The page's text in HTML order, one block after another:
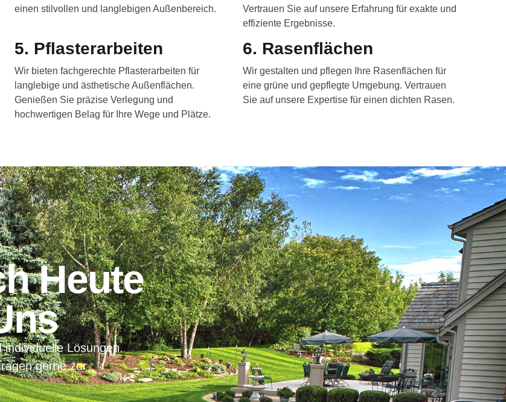
einen stilvollen und langlebigen Außenbereich.
Vertrauen Sie auf unsere Erfahrung für exakte und
effiziente Ergebnisse.
5. Pflasterarbeiten
Wir bieten fachgerechte Pflasterarbeiten für
langlebige und ästhetische Außenflächen.
Genießen Sie präzise Verlegung und
hochwertigen Belag für Ihre Wege und Plätze.
6. Rasenflächen
Wir gestalten und pflegen Ihre Rasenflächen für
eine grüne und gepflegte Umgebung. Vertrauen
Sie auf unsere Expertise für einen dichten Rasen.
Heute
Lösungen.
gerne zur